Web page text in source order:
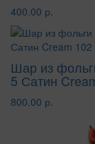
400.00 р.
Шар из
5 Сатин
800.00 р.